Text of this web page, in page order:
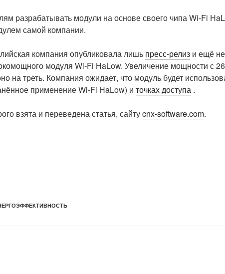
разрабатывать модули на основе своего чипа Wi-Fi
самой компании.
компания опубликовала лишь пресс-релиз и ещё не
модуля Wi-Fi HaLow. Увеличение мощности с
треть. Компания ожидает, что модуль будет
применение Wi-Fi HaLow) и точках доступа .
взята и переведена статья, сайтуcnx-software.com.